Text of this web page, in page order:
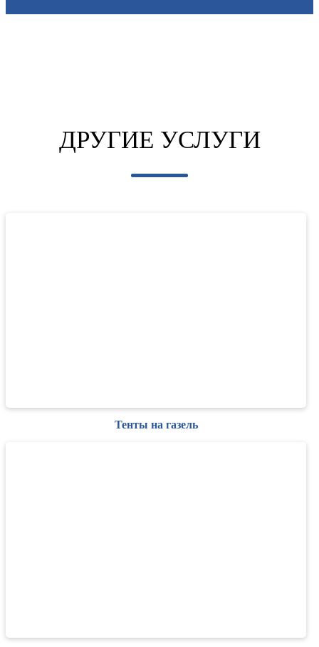
ДРУГИЕ УСЛУГИ
Тенты на газель